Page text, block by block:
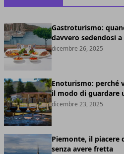
Gastroturismo:
davvero sedendosi
dicembre 26, 2025
Enoturismo: perché
il modo di guardare
dicembre 23, 2025
Piemonte, il piacere
senza avere fretta